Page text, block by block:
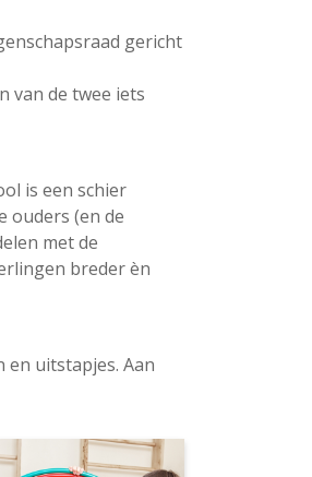
gericht
van de twee iets
is een schier
ouders (en de
met de
breder èn
uitstapjes. Aan